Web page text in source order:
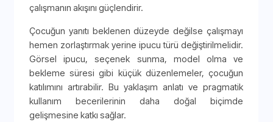
çalışmanın akışını güçlendirir.
Çocuğun yanıtı beklenen düzeyde değilse çalışmayı
hemen zorlaştırmak yerine ipucu türü değiştirilmelidir.
Görsel ipucu, seçenek sunma, model olma ve
bekleme süresi gibi küçük düzenlemeler, çocuğun
katılımını artırabilir. Bu yaklaşım anlatı ve pragmatik
kullanım becerilerinin daha doğal biçimde
gelişmesine katkı sağlar.